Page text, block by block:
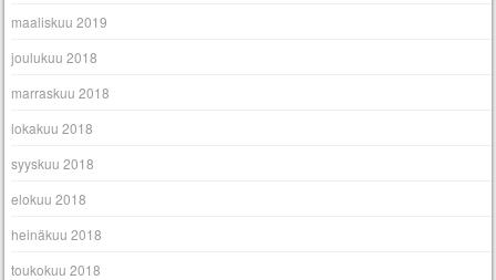
maaliskuu 2019
joulukuu 2018
marraskuu 2018
lokakuu 2018
syyskuu 2018
elokuu 2018
heinäkuu 2018
toukokuu 2018